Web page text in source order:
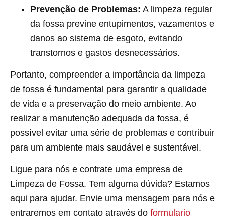
Prevenção de Problemas: A limpeza regular
da fossa previne entupimentos, vazamentos e
danos ao sistema de esgoto, evitando
transtornos e gastos desnecessários.
Portanto, compreender a importância da limpeza
de fossa é fundamental para garantir a qualidade
de vida e a preservação do meio ambiente. Ao
realizar a manutenção adequada da fossa, é
possível evitar uma série de problemas e contribuir
para um ambiente mais saudável e sustentável.
Ligue para nós e contrate uma empresa de
Limpeza de Fossa. Tem alguma dúvida? Estamos
aqui para ajudar. Envie uma mensagem para nós e
entraremos em contato através do formulario